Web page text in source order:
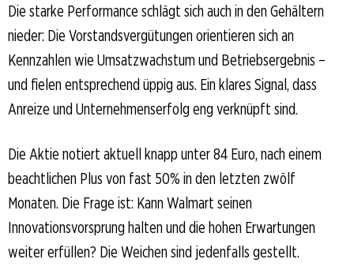
Die starke Performance schlägt sich auch in den Gehältern
nieder: Die Vorstandsvergütungen orientieren sich an
Kennzahlen wie Umsatzwachstum und Betriebsergebnis –
und fielen entsprechend üppig aus. Ein klares Signal, dass
Anreize und Unternehmenserfolg eng verknüpft sind.
Die Aktie notiert aktuell knapp unter 84 Euro, nach einem
beachtlichen Plus von fast 50% in den letzten zwölf
Monaten. Die Frage ist: Kann Walmart seinen
Innovationsvorsprung halten und die hohen Erwartungen
weiter erfüllen? Die Weichen sind jedenfalls gestellt.